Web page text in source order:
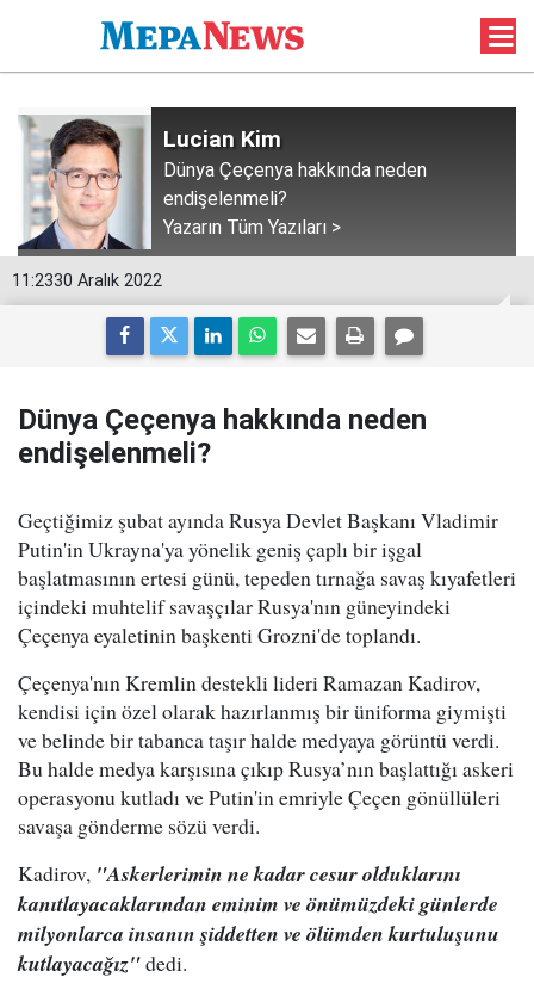
Lucian Kim
Dünya Çeçenya hakkında neden
endişelenmeli?
Yazarın Tüm Yazıları >
11:2330 Aralık 2022
Dünya Çeçenya hakkında neden
endişelenmeli?
Geçtiğimiz şubat ayında Rusya Devlet Başkanı Vladimir
Putin'in Ukrayna'ya yönelik geniş çaplı bir işgal
başlatmasının ertesi günü, tepeden tırnağa savaş kıyafetleri
içindeki muhtelif savaşçılar Rusya'nın güneyindeki
Çeçenya eyaletinin başkenti Grozni'de toplandı.
Çeçenya'nın Kremlin destekli lideri Ramazan Kadirov,
kendisi için özel olarak hazırlanmış bir üniforma giymişti
ve belinde bir tabanca taşır halde medyaya görüntü verdi.
Bu halde medya karşısına çıkıp Rusya’nın başlattığı askeri
operasyonu kutladı ve Putin'in emriyle Çeçen gönüllüleri
savaşa gönderme sözü verdi.
Kadirov, "Askerlerimin ne kadar cesur olduklarını
kanıtlayacaklarından eminim ve önümüzdeki günlerde
milyonlarca insanın şiddetten ve ölümden kurtuluşunu
kutlayacağız"dedi.